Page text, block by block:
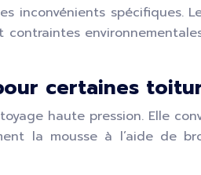
inconvénients spécifiques.
certaines
haute pression. Elle
la mousse à l’aide de